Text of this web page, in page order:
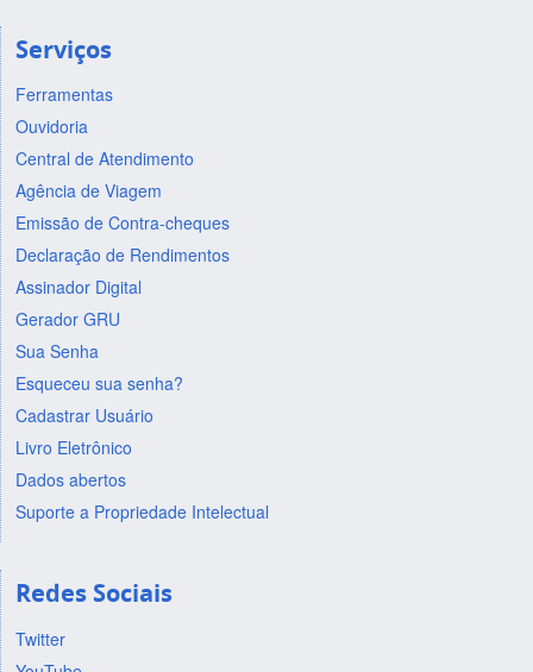
Serviços
Ferramentas
Ouvidoria
Central de Atendimento
Agência de Viagem
Emissão de Contra-cheques
Declaração de Rendimentos
Assinador Digital
Gerador GRU
Sua Senha
Esqueceu sua senha?
Cadastrar Usuário
Livro Eletrônico
Dados abertos
Suporte a Propriedade Intelectual
Redes Sociais
Twitter